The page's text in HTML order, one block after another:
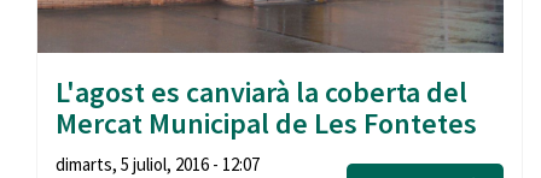
L'agost es canviarà la coberta del
Mercat Municipal de Les Fontetes
dimarts, 5 juliol, 2016 - 12:07